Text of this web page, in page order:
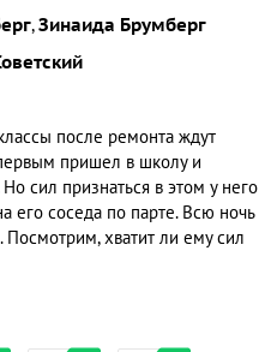
,Зинаида Брумберг
после ремонта ждут
пришел в школу и
сил признаться в этом у него
его соседа по парте. Всю ночь
Посмотрим, хватит ли ему сил